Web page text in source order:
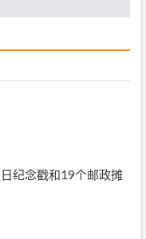
纪念戳和19个邮政摊